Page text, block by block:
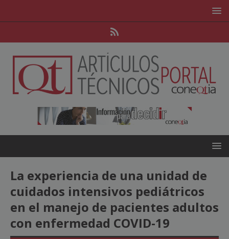
La experiencia de una unidad de
cuidados intensivos pediátricos
en el manejo de pacientes adultos
con enfermedad COVID-19